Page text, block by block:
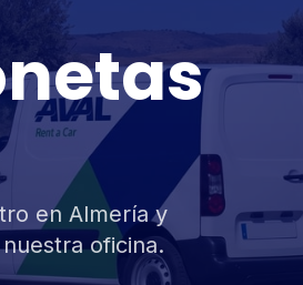
en Almería y
oficina.